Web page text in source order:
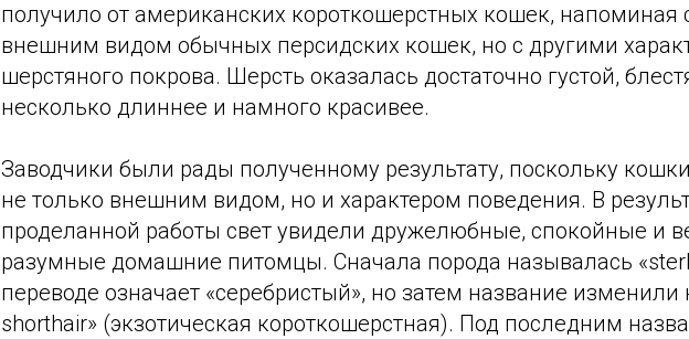
получило от американских короткошерстных кошек, напоминая
внешним видом обычных персидских кошек, но с другими
шерстяного покрова. Шерсть оказалась достаточно густой,
несколько длиннее и намного красивее.
Заводчики были рады полученному результату, поскольку
не только внешним видом, но и характером поведения. В
проделанной работы свет увидели дружелюбные, спокойные и
разумные домашние питомцы. Сначала порода называлась
переводе означает «серебристый», но затем название изменили
shorthair» (экзотическая короткошерстная). Под последним